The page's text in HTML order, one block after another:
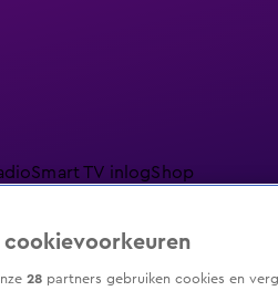
Smart TV inlogShop
cookievoorkeuren
28 partners gebruiken cookies en